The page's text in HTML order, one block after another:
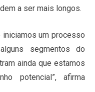
a ser mais longos.
iniciamos um processo
segmentos do
ainda que estamos
potencial”, afirma